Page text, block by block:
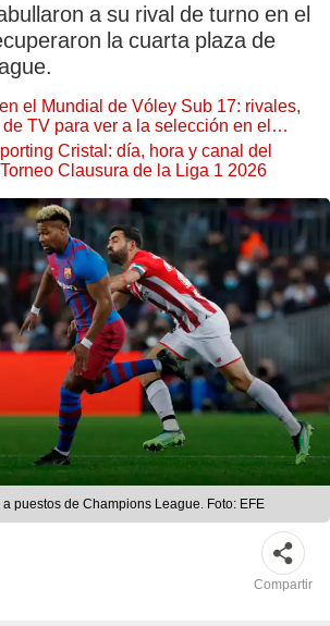
a su rival de turno en el
la cuarta plaza de
el Mundial de Vóley Sub 17: rivales,
TV para ver a la selección en el
Cristal: día, hora y canal del
Clausura de la Liga 1 2026
puestos de Champions League. Foto: EFE
Compartir